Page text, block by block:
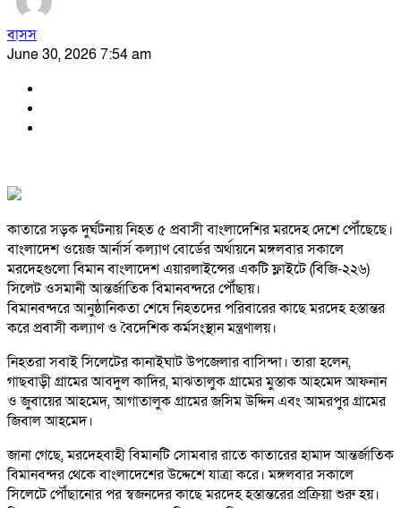
বাসস
June 30, 2026 7:54 am
কাতারে সড়ক দুর্ঘটনায় নিহত ৫ প্রবাসী বাংলাদেশির মরদেহ দেশে পৌঁছেছে।
বাংলাদেশ ওয়েজ আর্নার্স কল্যাণ বোর্ডের অর্থায়নে মঙ্গলবার সকালে
মরদেহগুলো বিমান বাংলাদেশ এয়ারলাইন্সের একটি ফ্লাইটে (বিজি-২২৬)
সিলেট ওসমানী আন্তর্জাতিক বিমানবন্দরে পৌঁছায়।
বিমানবন্দরে আনুষ্ঠানিকতা শেষে নিহতদের পরিবারের কাছে মরদেহ হস্তান্তর
করে প্রবাসী কল্যাণ ও বৈদেশিক কর্মসংস্থান মন্ত্রণালয়।
নিহতরা সবাই সিলেটের কানাইঘাট উপজেলার বাসিন্দা। তারা হলেন,
গাছবাড়ী গ্রামের আবদুল কাদির, মাঝতালুক গ্রামের মুস্তাক আহমেদ আফনান
ও জুবায়ের আহমেদ, আগাতালুক গ্রামের জসিম উদ্দিন এবং আমরপুর গ্রামের
জিবাল আহমেদ।
জানা গেছে, মরদেহবাহী বিমানটি সোমবার রাতে কাতারের হামাদ আন্তর্জাতিক
বিমানবন্দর থেকে বাংলাদেশের উদ্দেশে যাত্রা করে। মঙ্গলবার সকালে
সিলেটে পৌঁছানোর পর স্বজনদের কাছে মরদেহ হস্তান্তরের প্রক্রিয়া শুরু হয়।